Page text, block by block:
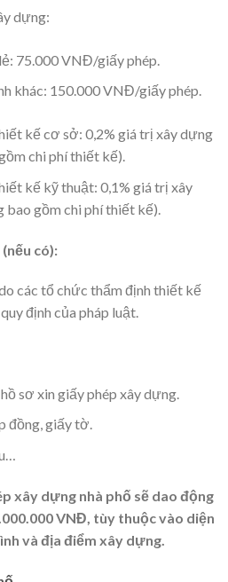
dựng:
75.000 VNĐ/giấy phép.
khác: 150.000 VNĐ/giấy phép.
kế cơ sở: 0,2% giá trị xây dựng
chi phí thiết kế).
kế kỹ thuật: 0,1% giá trị xây
gồm chi phí thiết kế).
có):
các tổ chức thẩm định thiết kế
định của pháp luật.
sơ xin giấy phép xây dựng.
đồng, giấy tờ.
xây dựng nhà phố sẽ dao động
VNĐ, tùy thuộc vào diện
và địa điểm xây dựng.